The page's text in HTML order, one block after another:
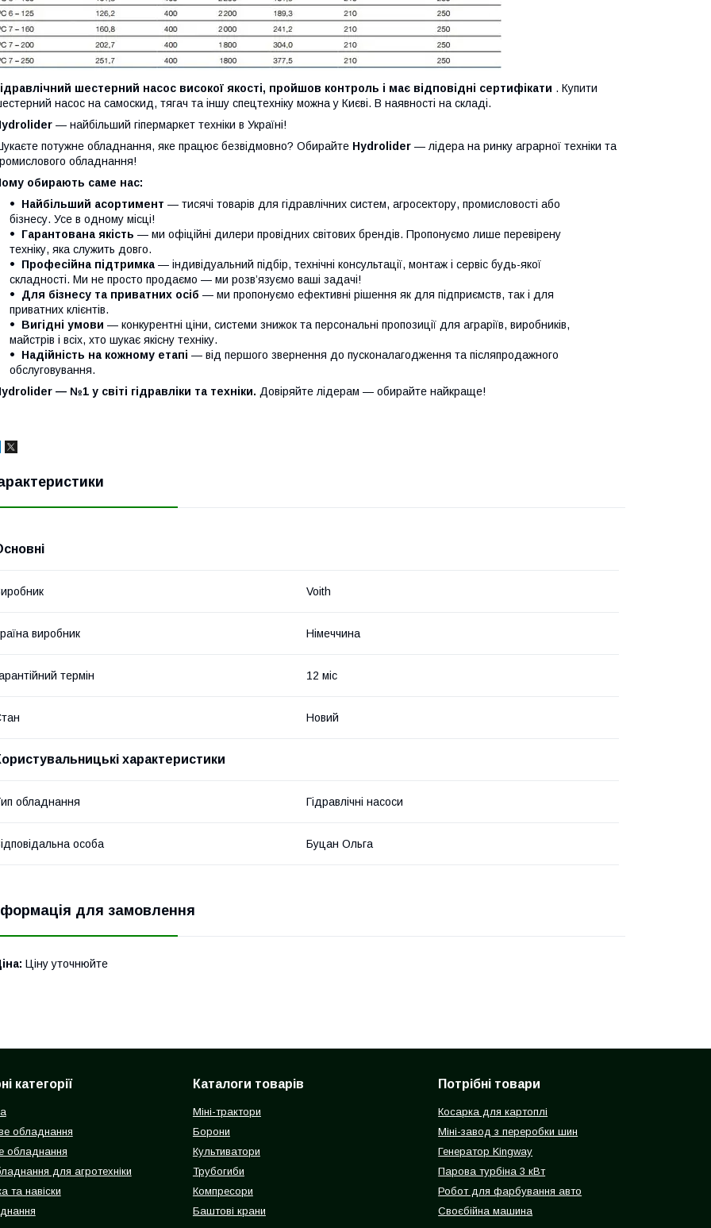
шестерний насос високої якості, пройшов контроль і має відповідні сертифікати . Купити
насос на самоскид, тягач та іншу спецтехніку можна у Києві. В наявності на складі.
— найбільший гіпермаркет техніки в Україні!
потужне обладнання, яке працює безвідмовно? Обирайте Hydrolider — лідера на ринку аграрної техніки та
обладнання!
обирають саме нас:
Найбільший асортимент — тисячі товарів для гідравлічних систем, агросектору, промисловості або
бізнесу. Усе в одному місці!
Гарантована якість — ми офіційні дилери провідних світових брендів. Пропонуємо лише перевірену
техніку, яка служить довго.
Професійна підтримка — індивідуальний підбір, технічні консультації, монтаж і сервіс будь-якої
складності. Ми не просто продаємо — ми розв’язуємо ваші задачі!
Для бізнесу та приватних осіб — ми пропонуємо ефективні рішення як для підприємств, так і для
приватних клієнтів.
Вигідні умови — конкурентні ціни, системи знижок та персональні пропозиції для аграріїв, виробників,
майстрів і всіх, хто шукає якісну техніку.
Надійність на кожному етапі — від першого звернення до пусконалагодження та післяпродажного
обслуговування.
— №1 у світі гідравліки та техніки. Довіряйте лідерам — обирайте найкраще!
Voith
виробник Німеччина
термін 12 міс
Новий
характеристики
обладнання Гідравлічні насоси
особа Буцан Ольга
для замовлення
Ціну уточнюйте
категорії
обладнання
обладнання
для агротехніки
та навіски
Каталоги товарів
Міні-трактори
Борони
Культиватори
Трубогиби
Компресори
Баштові крани
Потрібні товари
Косарка для картоплі
Міні-завод з переробки шин
Генератор Kingway
Парова турбіна 3 кВт
Робот для фарбування авто
Своєбійна машина